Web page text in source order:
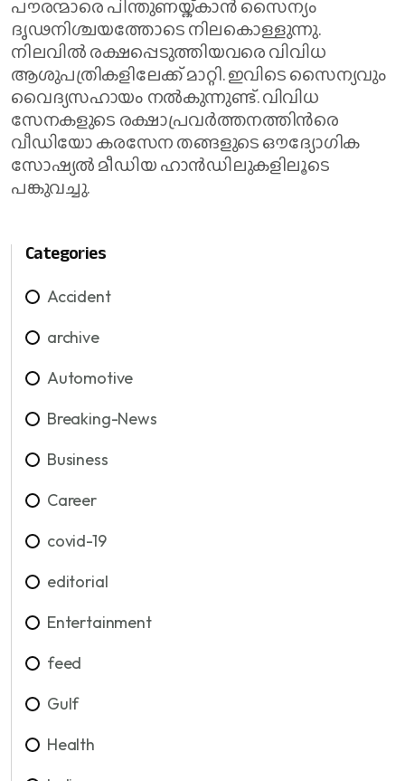
പൗരന്മാരെ പിന്തുണയ്ക്കാൻ സൈന്യം
ദൃഢനിശ്ചയത്തോടെ നിലകൊള്ളുന്നു.
നിലവിൽ രക്ഷപ്പെടുത്തിയവരെ വിവിധ
ആശുപത്രികളിലേക്ക് മാറ്റി. ഇവിടെ സൈന്യവും
വൈദ്യസഹായം നൽകുന്നുണ്ട്. വിവിധ
സേനകളുടെ രക്ഷാപ്രവർത്തനത്തിൻരെ
വീഡിയോ കരസേന തങ്ങളുടെ ഔദ്യോ​ഗിക
സോഷ്യൽ മീഡിയ ഹാൻഡിലുകളിലൂടെ
പങ്കുവച്ചു.
Categories
Accident
archive
Automotive
Breaking-News
Business
Career
covid-19
editorial
Entertainment
feed
Gulf
Health